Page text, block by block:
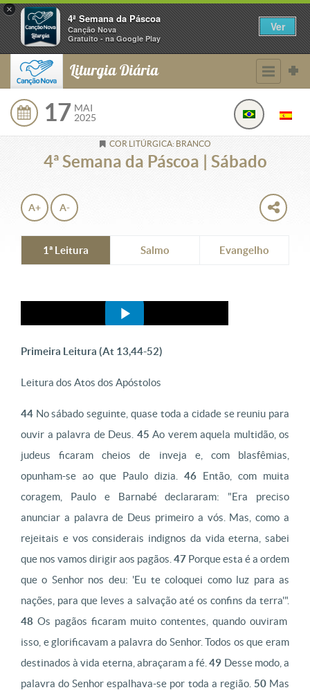
×
4ª Semana da Páscoa
Canção Nova
Gratuito - na Google Play
Ver
Liturgia Diária
17 MAI
2025
COR LITÚRGICA: BRANCO
4ª Semana da Páscoa | Sábado
A+ A-
1ª Leitura Salmo Evangelho
Primeira Leitura (At 13,44-52)
Leitura dos Atos dos Apóstolos
44 No sábado seguinte, quase toda a cidade se reuniu para
ouvir a palavra de Deus. 45 Ao verem aquela multidão, os
judeus ficaram cheios de inveja e, com blasfêmias,
opunham-se ao que Paulo dizia. 46 Então, com muita
coragem, Paulo e Barnabé declararam: "Era preciso
anunciar a palavra de Deus primeiro a vós. Mas, como a
rejeitais e vos considerais indignos da vida eterna, sabei
que nos vamos dirigir aos pagãos. 47 Porque esta é a ordem
que o Senhor nos deu: 'Eu te coloquei como luz para as
nações, para que leves a salvação até os confins da terra'".
48 Os pagãos ficaram muito contentes, quando ouviram
isso, e glorificavam a palavra do Senhor. Todos os que eram
destinados à vida eterna, abraçaram a fé.49 Desse modo, a
palavra do Senhor espalhava-se por toda a região. 50Mas